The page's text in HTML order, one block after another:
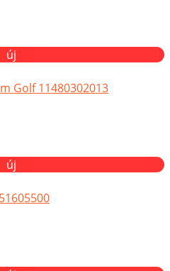
új
Golf 11480302013
új